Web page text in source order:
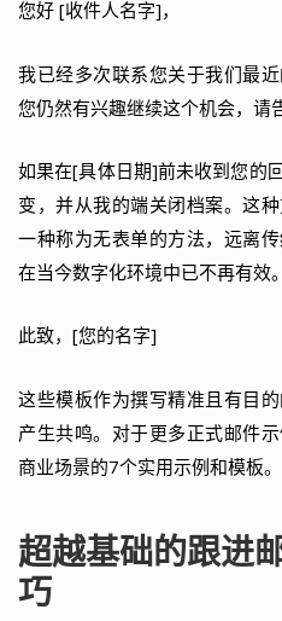
您好 [收件人名字]，
我已经多次联系您关于我们最
您仍然有兴趣继续这个机会，请
如果在[具体日期]前未收到您的
变，并从我的端关闭档案。这
一种称为无表单的方法，远离
在当今数字化环境中已不再有效。
此致，[您的名字]
这些模板作为撰写精准且有目
产生共鸣。对于更多正式邮件
商业场景的7个实用示例和模板。
超越基础的跟进
巧